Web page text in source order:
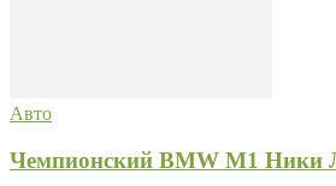
Авто
Чемпионский BMW M1 Ники